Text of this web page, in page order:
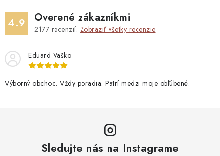
4.9 Overené zákazníkmi
2177 recenzií. Zobraziť všetky recenzie
Eduard Vaško
Výborný obchod. Vždy poradia. Patrí medzi moje obľúbené.
Sledujte nás na Instagrame